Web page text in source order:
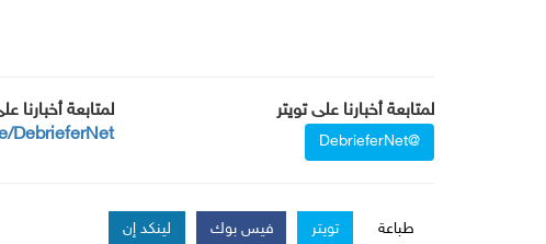
لمتابعة أخبارنا على تويتر
@DebrieferNet
لمتابعة أخبارنا
DebrieferNet
طباعة تويتر فيس بوك لينكد إن